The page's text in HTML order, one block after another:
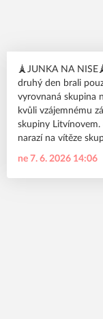
🗼JUNKA NA NISE🗼 Junioři začali první den prohrou a
druhý den brali
vyrovnaná skupina
kvůli vzájemnému
skupiny Litvínovem. 4. místo znamenalo, že junioři v osmifinále
narazí na vítěze
ne 7. 6. 2026 14:06